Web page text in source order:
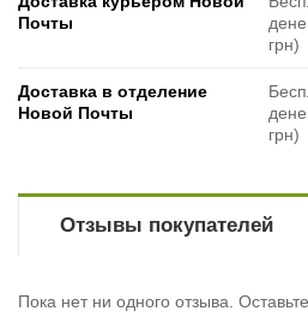
Почты
грн)
Доставка в отделение
Новой Почты
грн)
Отзывы покупателей
Пока нет ни одного отзыва.